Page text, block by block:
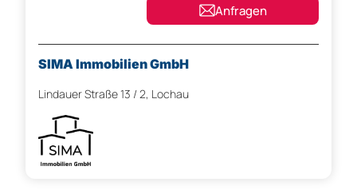
Anfragen
SIMA Immobilien GmbH
Lindauer Straße 13 / 2, Lochau